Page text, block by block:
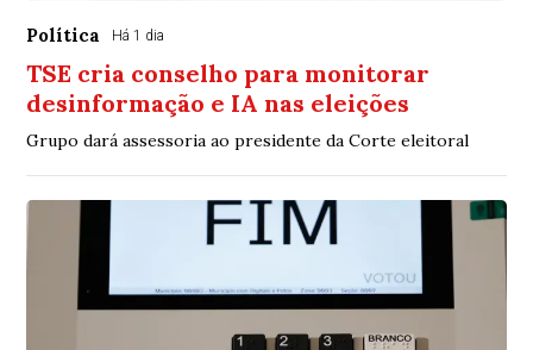
Política Há 1 dia
TSE cria conselho para monitorar
desinformação e IA nas eleições
Grupo dará assessoria ao presidente da Corte eleitoral